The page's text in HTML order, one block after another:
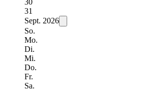
30
31
Sept. 2026
So.
Mo.
Di.
Mi.
Do.
Fr.
Sa.